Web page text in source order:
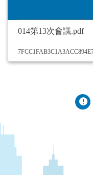
014第13次會議.pdf